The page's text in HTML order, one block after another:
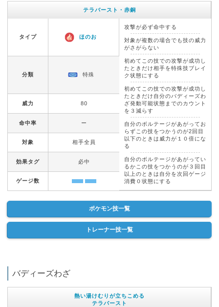
テラバースト・赤銅
タイプ ほのお
攻撃が必ず命中する
対象が複数の場合でも技の威力
がさがらない
初めてこの技での攻撃が成功し
たときだけ相手を特殊技ブレイ
ク状態にする
初めてこの技での攻撃が成功し
たときだけ自分のバディーズわ
ざ発動可能状態までのカウント
を３減らす
自分のボルテージがあがってお
らずこの技をつかうのが2回目
以下のときは威力が１０倍にな
る
自分のボルテージがあがってい
るかこの技をつかうのが３回目
以上のときは自分を次回ゲージ
消費０状態にする
分類 特殊
威力 80
命中率 ー
対象 相手全員
効果タグ 必中
ゲージ数
ポケモン技一覧
トレーナー技一覧
バディーズわざ
熱い湯けむりが立ちこめる
テラバースト